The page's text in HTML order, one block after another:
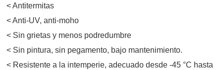
< Antitermitas
< Anti-UV, anti-moho
< Sin grietas y menos podredumbre
< Sin pintura, sin pegamento, bajo mantenimiento.
< Resistente a la intemperie, adecuado desde -45 °C hasta